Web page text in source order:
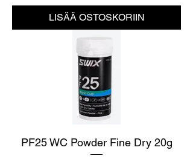
LISÄÄ OSTOSKORIIN
PF25 WC Powder Fine Dry 20g